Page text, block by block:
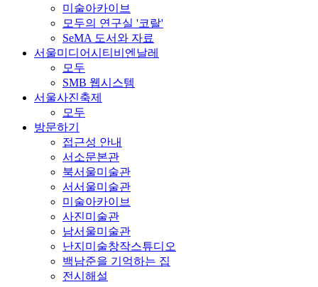
미술아카이브
모두의 연구실 '코랄'
SeMA 도서와 자료
서울미디어시티비엔날레
모두
SMB 웹시스템
서울사진축제
모두
방문하기
접근성 안내
서소문본관
북서울미술관
서서울미술관
미술아카이브
사진미술관
남서울미술관
난지미술창작스튜디오
백남준을 기억하는 집
전시해설